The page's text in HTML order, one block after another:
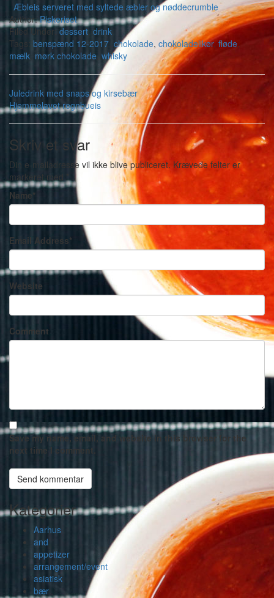
Æbleis serveret med syltede æbler og nøddecrumble
Author:Piskeriset
Filed Under: dessert drink
Tags: benspænd 12-2017 chokolade, chokoladelikør,fløde,
mælk mørk chokolade whisky
Juledrink med snaps og kirsebær
Hjemmelavet regnbueis
Skriv et svar
Din e-mailadresse vil ikke blive publiceret. Krævede felter er
markeret med *
Name*
Email Address*
Website
Comment
Save my name, email, and website in this browser for the
next time I comment.
Kategorier
Aarhus
and
appetizer
arrangement/event
asiatisk
bær